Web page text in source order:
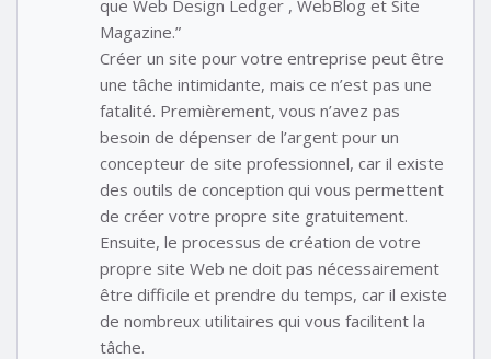
que Web Design Ledger , WebBlog et Site
Magazine.”
Créer un site pour votre entreprise peut être
une tâche intimidante, mais ce n’est pas une
fatalité. Premièrement, vous n’avez pas
besoin de dépenser de l’argent pour un
concepteur de site professionnel, car il existe
des outils de conception qui vous permettent
de créer votre propre site gratuitement.
Ensuite, le processus de création de votre
propre site Web ne doit pas nécessairement
être difficile et prendre du temps, car il existe
de nombreux utilitaires qui vous facilitent la
tâche.